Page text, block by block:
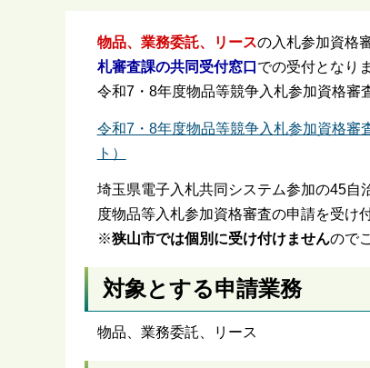
物品、業務委託、リースの入札参加資格
札審査課の共同受付窓口 での受付となり
令和7・8年度物品等競争入札参加資格審
令和7・8年度物品等競争入札参加資格審
ト）
埼玉県電子入札共同システム参加の45自
度物品等入札参加資格審査の申請を受け
※狭山市では個別に受け付けませんので
対象とする申請業務
物品、業務委託、リース